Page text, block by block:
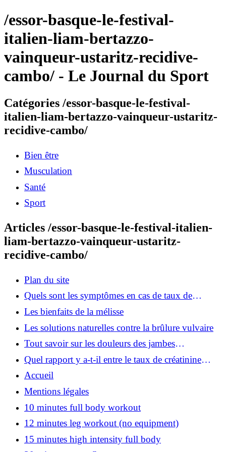
/essor-basque-le-festival-
italien-liam-bertazzo-
vainqueur-ustaritz-recidive-
cambo/ - Le Journal du Sport
Catégories /essor-basque-le-festival-
italien-liam-bertazzo-vainqueur-ustaritz-
recidive-cambo/
Bien être
Musculation
Santé
Sport
Articles /essor-basque-le-festival-italien-
liam-bertazzo-vainqueur-ustaritz-
recidive-cambo/
Plan du site
Quels sont les symptômes en cas de taux de
cholestérol HDL bas ?
Les bienfaits de la mélisse
Les solutions naturelles contre la brûlure vulvaire
Tout savoir sur les douleurs des jambes
accompagnées de brûlures
Quel rapport y a-t-il entre le taux de créatinine
élevé et le cancer ?
Accueil
Mentions légales
10 minutes full body workout
12 minutes leg workout (no equipment)
15 minutes high intensity full body